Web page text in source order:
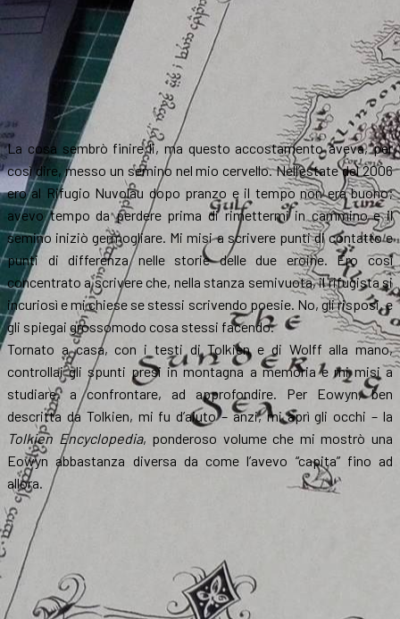
La cosa sembrò finire li, ma questo accostamento aveva, per
così dire, messo un semino nel mio cervello. Nell’estate del 2006
ero al Rifugio Nuvolau dopo pranzo e il tempo non era buono;
avevo tempo da perdere prima di rimettermi in cammino e il
semino iniziò germogliare. Mi misi a scrivere punti di contatto e
punti di differenza nelle storie delle due eroine. Ero così
concentrato a scrivere che, nella stanza semivuota, il rifugista si
incuriosì e mi chiese se stessi scrivendo poesie. No, gli risposi, e
gli spiegai grossomodo cosa stessi facendo.
Tornato a casa, con i testi di Tolkien e di Wolff alla mano,
controllai gli spunti presi in montagna a memoria e mi misi a
studiare, a confrontare, ad approfondire. Per Eowyn, ben
descritta da Tolkien, mi fu d’aiuto – anzi, mi aprì gli occhi – la
Tolkien Encyclopedia, ponderoso volume che mi mostrò una
Eowyn abbastanza diversa da come l’avevo “capita” fino ad
allora.